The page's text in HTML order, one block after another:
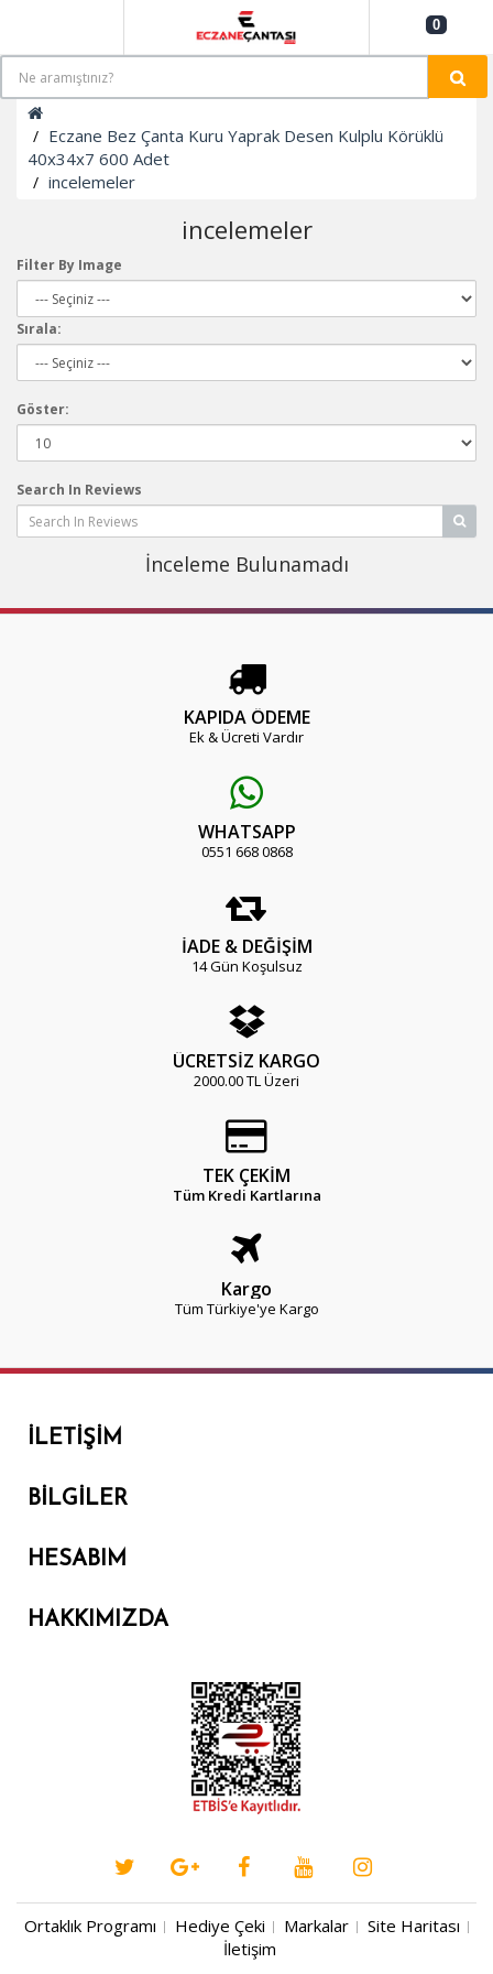
0
Eczane Bez Çanta Kuru Yaprak Desen Kulplu Körüklü
40x34x7 600 Adet
incelemeler
incelemeler
Filter By Image
Sırala:
Göster:
Search In Reviews
İnceleme Bulunamadı
KAPIDA ÖDEME
Ek & Ücreti Vardır
WHATSAPP
0551 668 0868
İADE & DEĞİŞİM
14 Gün Koşulsuz
ÜCRETSİZ KARGO
2000.00 TL Üzeri
TEK ÇEKİM
Tüm Kredi Kartlarına
Kargo
Tüm Türkiye'ye Kargo
İLETIŞIM
BILGILER
HESABIM
HAKKIMIZDA
Ortaklık Programı Hediye Çeki Markalar
Site Haritası
İletişim